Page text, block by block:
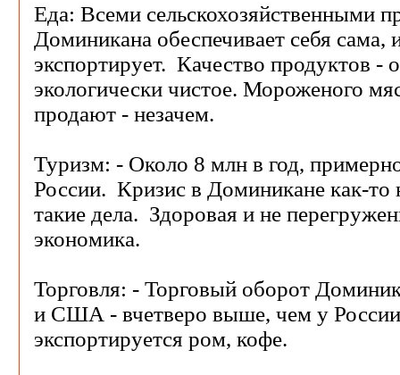
Еда: Всеми сельскохозяйственными
Доминикана обеспечивает себя сама,
экспортирует. Качество продуктов -
экологически чистое. Мороженого
продают - незачем.
Туризм: - Около 8 млн в год,
России. Кризис в Доминикане как-то
такие дела. Здоровая и не
экономика.
Торговля: - Торговый оборот
и США - вчетверо выше, чем у
экспортируется ром, кофе.